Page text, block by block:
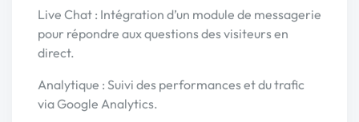
Live Chat : Intégration d’un module de messagerie
pour répondre aux questions des visiteurs en
direct.
Analytique : Suivi des performances et du trafic
via Google Analytics.